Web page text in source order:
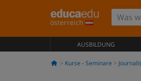
österreich
AUSBILDUNG
Kurse - Seminare